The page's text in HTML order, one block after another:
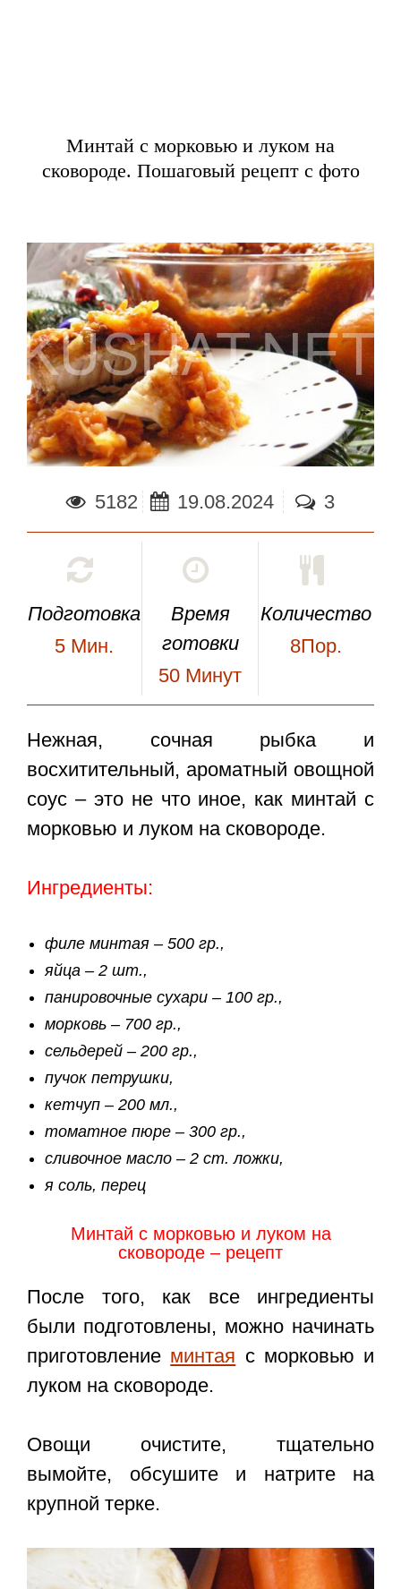
Минтай с морковью и луком на
сковороде. Пошаговый рецепт с фото
5182 19.08.2024 3
Подготовка
5 Мин.
Время
готовки
50 Минут
Количество
8Пор.
Нежная, сочная рыбка и
восхитительный, ароматный овощной
соус – это не что иное, как минтай с
морковью и луком на сковороде.
Ингредиенты:
филе минтая – 500 гр.,
яйца – 2 шт.,
панировочные сухари – 100 гр.,
морковь – 700 гр.,
сельдерей – 200 гр.,
пучок петрушки,
кетчуп – 200 мл.,
томатное пюре – 300 гр.,
сливочное масло – 2 ст. ложки,
я соль, перец
Минтай с морковью и луком на
сковороде – рецепт
После того, как все ингредиенты
были подготовлены, можно начинать
приготовление минтая с морковью и
луком на сковороде.
Овощи очистите, тщательно
вымойте, обсушите и натрите на
крупной терке.